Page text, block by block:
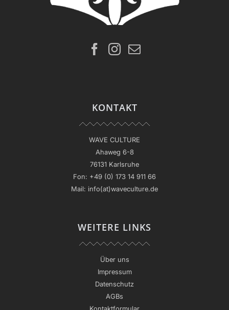
KONTAKT
WAVE CULTURE
Ahaweg 6-8
76131 Karlsruhe
Fon: +49 (0) 173 14 911 66
Mail: info(at)waveculture.de
WEITERE LINKS
Über uns
Impressum
Datenschutz
AGBs
Kontaktformular